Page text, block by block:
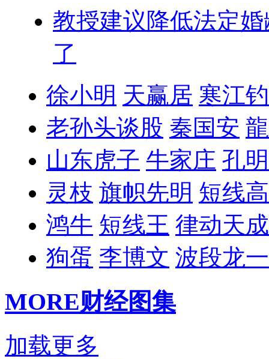
教授建议降低法定婚
了
徐小明 天赢居 寒江
老孙头谈股 秦国安
山东虎子 牛家庄 孔
灵枝 旗帜先明 短线
鸿牛 短线王 律动天成
狗蛋 李博文 波段龙一
MORE财经图集
加载更多